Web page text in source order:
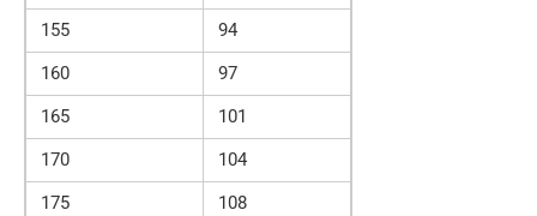
155
94
160
97
165
101
170
104
175
108